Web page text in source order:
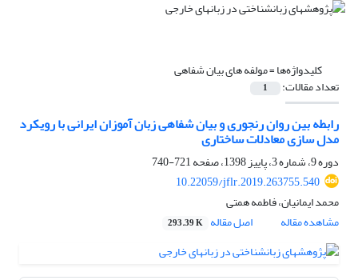
کلیدواژه‌ها =مولفه های بیان شفاهی
تعداد مقالات: 1
رابطه بین روان رنجوری و بیان شفاهی زبان آموزان ایرانی با رویکرد
مدل سازی معادلات ساختاری
دوره 9، شماره 3، پاییز 1398، صفحه
721-740
10.22059/jflr.2019.263755.540
محمد ایمانیان، فاطمه همتی
مشاهده مقاله
اصل مقاله 293.39 K